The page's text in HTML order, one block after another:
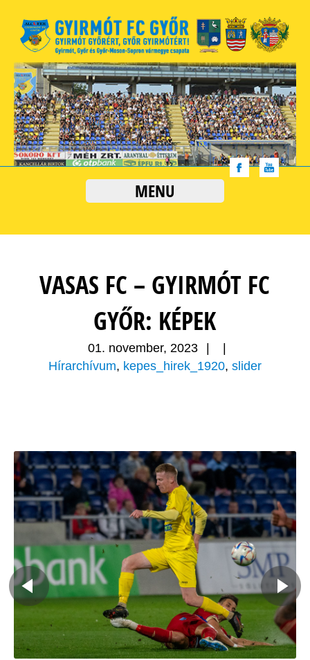
MENU
VASAS FC – GYIRMÓT FC
GYŐR: KÉPEK
01. november, 2023
Hírarchívum, kepes_hirek_1920, slider